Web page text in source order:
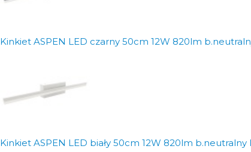
Kinkiet ASPEN LED czarny 50cm 12W 820lm
Kinkiet ASPEN LED biały 50cm 12W 820lm b.neutralny